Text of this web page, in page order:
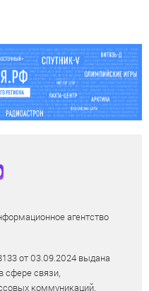
агентство
от 03.09.2024 выдана
сфере связи,
коммуникаций.